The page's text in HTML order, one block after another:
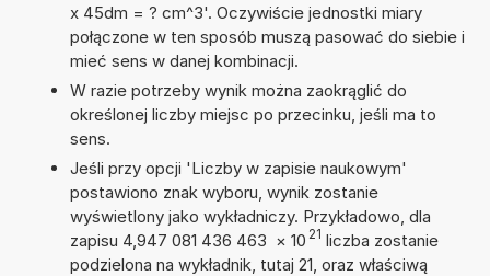
x 45dm = ? cm^3'. Oczywiście jednostki miary
połączone w ten sposób muszą pasować do siebie i
mieć sens w danej kombinacji.
W razie potrzeby wynik można zaokrąglić do
określonej liczby miejsc po przecinku, jeśli ma to
sens.
Jeśli przy opcji 'Liczby w zapisie naukowym'
postawiono znak wyboru, wynik zostanie
wyświetlony jako wykładniczy. Przykładowo, dla
zapisu 4,947 081 436 463 × 10 21 liczba zostanie
podzielona na wykładnik, tutaj 21, oraz właściwą